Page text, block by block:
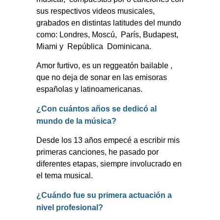
sus respectivos videos musicales,
grabados en distintas latitudes del mundo
como: Londres, Moscú,
París, Budapest,
Miami y República Dominicana.
Amor furtivo, es un reggeatón bailable ,
que no deja de sonar en las emisoras
españolas y latinoamericanas.
¿Con cuántos años se dedicó al
mundo de la música?
Desde los 13 años empecé a escribir mis
primeras canciones, he pasado por
diferentes etapas, siempre involucrado en
el tema musical.
¿Cuándo fue su primera actuación a
nivel profesional?